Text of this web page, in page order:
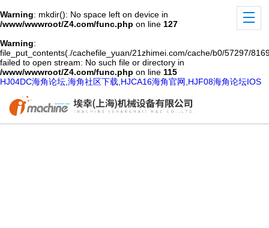
Warning: mkdir(): No space left on device in
/www/wwwroot/Z4.com/func.php on line 127
Warning:
file_put_contents(./cachefile_yuan/21zhimei.com/cache/b0/57297/
failed to open stream: No such file or directory in
/www/wwwroot/Z4.com/func.php on line 115
HJ04DC海角论坛,海角社区下载,HJCA16海角官网,HJF08海角论坛IOS